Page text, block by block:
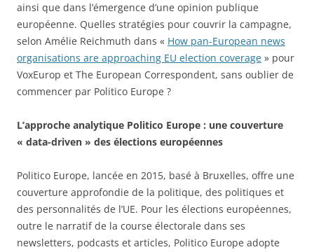
ainsi que dans l’émergence d’une opinion publique
européenne. Quelles stratégies pour couvrir la campagne,
selon Amélie Reichmuth dans « How pan-European news
organisations are approaching EU election coverage » pour
VoxEurop et The European Correspondent, sans oublier de
commencer par Politico Europe ?
L’approche analytique Politico Europe : une couverture
« data-driven » des élections européennes
Politico Europe, lancée en 2015, basé à Bruxelles, offre une
couverture approfondie de la politique, des politiques et
des personnalités de l’UE. Pour les élections européennes,
outre le narratif de la course électorale dans ses
newsletters, podcasts et articles, Politico Europe adopte